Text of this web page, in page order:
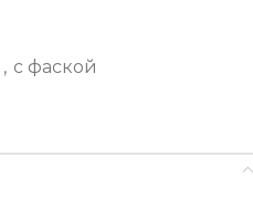
, с фаской